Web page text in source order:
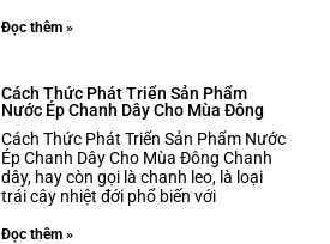
Đọc thêm »
Cách Thức Phát Triển Sản Phẩm
Nước Ép Chanh Dây Cho Mùa Đông
Cách Thức Phát Triển Sản Phẩm Nước
Ép Chanh Dây Cho Mùa Đông Chanh
dây, hay còn gọi là chanh leo, là loại
trái cây nhiệt đới phổ biến với
Đọc thêm »